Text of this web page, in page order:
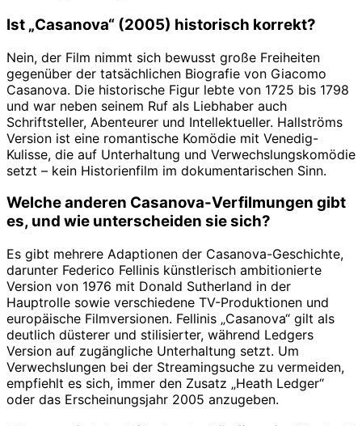
Ist „Casanova“ (2005) historisch korrekt?
Nein, der Film nimmt sich bewusst große Freiheiten
gegenüber der tatsächlichen Biografie von Giacomo
Casanova. Die historische Figur lebte von 1725 bis 1798
und war neben seinem Ruf als Liebhaber auch
Schriftsteller, Abenteurer und Intellektueller. Hallströms
Version ist eine romantische Komödie mit Venedig-
Kulisse, die auf Unterhaltung und Verwechslungskomödie
setzt – kein Historienfilm im dokumentarischen Sinn.
Welche anderen Casanova-Verfilmungen gibt
es, und wie unterscheiden sie sich?
Es gibt mehrere Adaptionen der Casanova-Geschichte,
darunter Federico Fellinis künstlerisch ambitionierte
Version von 1976 mit Donald Sutherland in der
Hauptrolle sowie verschiedene TV-Produktionen und
europäische Filmversionen. Fellinis „Casanova“ gilt als
deutlich düsterer und stilisierter, während Ledgers
Version auf zugängliche Unterhaltung setzt. Um
Verwechslungen bei der Streamingsuche zu vermeiden,
empfiehlt es sich, immer den Zusatz „Heath Ledger“
oder das Erscheinungsjahr 2005 anzugeben.